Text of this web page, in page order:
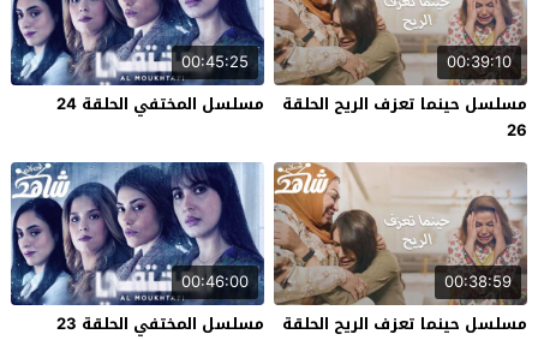
00:39:10
مسلسل حينما تعزف الريح الحلقة
26
00:45:25
مسلسل المختفي الحلقة 24
00:38:59
مسلسل حينما تعزف الريح الحلقة
00:46:00
مسلسل المختفي الحلقة 23